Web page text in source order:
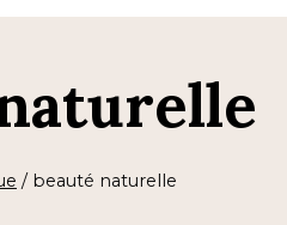
/ beauté naturelle